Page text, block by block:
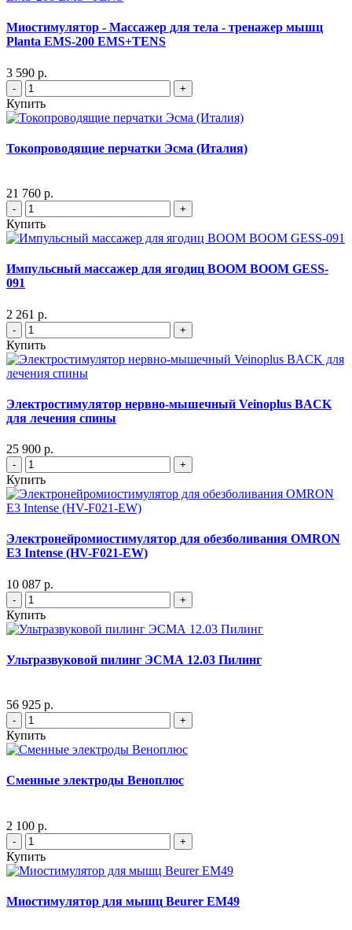
Миостимулятор - Массажер для тела - тренажер мышц
Planta EMS-200 EMS+TENS
3 590 р.
- +
Купить
Токопроводящие перчатки Эсма (Италия)
21 760 р.
- +
Купить
Импульсный массажер для ягодиц BOOM BOOM GESS-
091
2 261 р.
- +
Купить
Электростимулятор нервно-мышечный Veinoplus BACK
для лечения спины
25 900 р.
- +
Купить
Электронейромиостимулятор для обезболивания OMRON
Е3 Intense (HV-F021-EW)
10 087 р.
- +
Купить
Ультразвуковой пилинг ЭСМА 12.03 Пилинг
56 925 р.
- +
Купить
Сменные электроды Веноплюс
2 100 р.
- +
Купить
Миостимулятор для мышц Beurer EM49